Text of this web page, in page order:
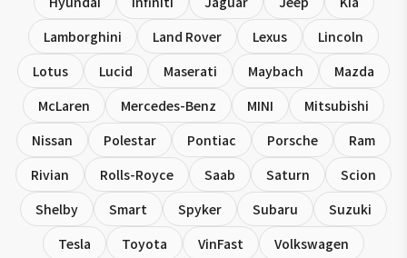
Lamborghini
Land Rover Lexus
Lincoln
Lotus
Lucid Maserati Maybach
Mazda
McLaren
Mercedes-Benz MINI
Mitsubishi
Nissan
Polestar Pontiac Porsche
Ram
Rivian
Rolls-Royce Saab Saturn
Scion
Shelby
Smart Spyker Subaru
Suzuki
Tesla
Toyota VinFast
Volkswagen